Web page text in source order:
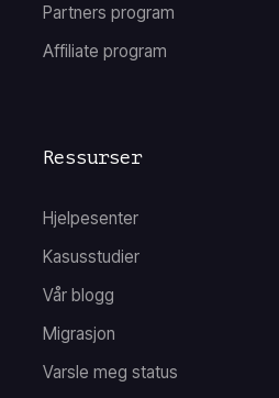
Ressurser
Hjelpesenter
Kasusstudier
Vår blogg
Migrasjon
Varsle meg status
Partners program
Affiliate program